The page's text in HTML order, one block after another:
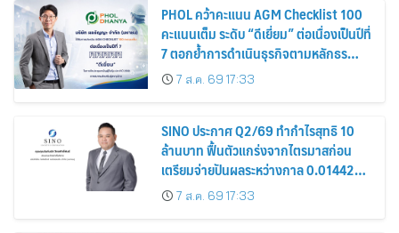
PHOL คว้าคะแนน AGM Checklist 100
คะแนนเต็ม ระดับ “ดีเยี่ยม” ต่อเนื่องเป็นปีที่
7 ตอกย้ำการดำเนินธุรกิจตามหลักธร
รมาภิบาล โปร่งใส สร้างความเชื่อมั่นผู้ถือ
หุ้น
7 ส.ค. 69 17:33
SINO ประกาศ Q2/69 ทำกำไรสุทธิ 10
ล้านบาท ฟื้นตัวแกร่งจากไตรมาสก่อน
เตรียมจ่ายปันผลระหว่างกาล 0.014423
บาทต่อหุ้น ครึ่งปีหลังมุ่งเติบโตต่อเนื่อง
7 ส.ค. 69 17:33